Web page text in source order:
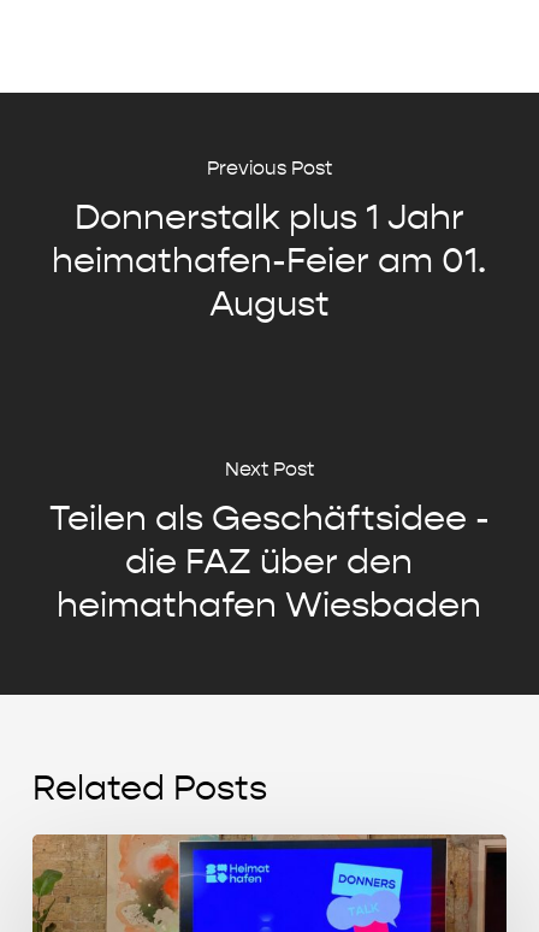
Previous Post
Donnerstalk plus 1 Jahr
heimathafen-Feier am 01.
August
Next Post
Teilen als Geschäftsidee -
die FAZ über den
heimathafen Wiesbaden
Related Posts
Start-
up
Story